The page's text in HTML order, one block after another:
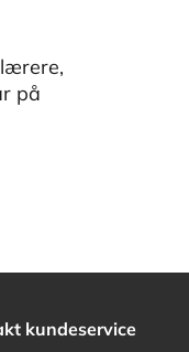
på
kundeservice